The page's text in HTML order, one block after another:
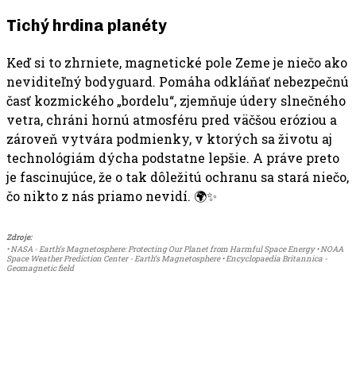
Tichý hrdina planéty
Keď si to zhrniete, magnetické pole Zeme je niečo ako
neviditeľný bodyguard. Pomáha odkláňať nebezpečnú
časť kozmického „bordelu“, zjemňuje údery slnečného
vetra, chráni hornú atmosféru pred väčšou eróziou a
zároveň vytvára podmienky, v ktorých sa životu aj
technológiám dýcha podstatne lepšie. A práve preto
je fascinujúce, že o tak dôležitú ochranu sa stará niečo,
čo nikto z nás priamo nevidí. 🌍✨
Zdroje:
• NASA - Earth’s Magnetosphere: Protecting Our Planet from Harmful Space Energy • NOAA
Space Weather Prediction Center - Earth’s Magnetosphere • Encyclopaedia Britannica -
Geomagnetic field